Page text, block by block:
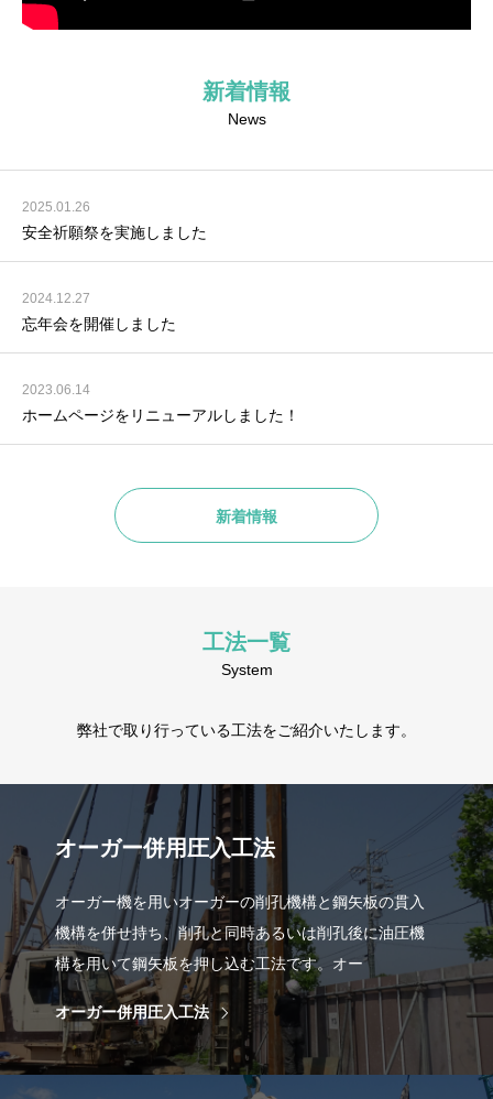
新着情報
News
2025.01.26
安全祈願祭を実施しました
2024.12.27
忘年会を開催しました
2023.06.14
ホームページをリニューアルしました！
新着情報
工法一覧
System
弊社で取り行っている工法をご紹介いたします。
オーガー併用圧入工法
オーガー機を用いオーガーの削孔機構と鋼矢板の貫入
機構を併せ持ち、削孔と同時あるいは削孔後に油圧機
構を用いて鋼矢板を押し込む工法です。オー
オーガー併用圧入工法